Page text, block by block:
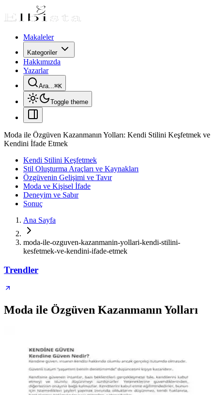
Makaleler
Kategoriler
Hakkımızda
Yazarlar
Ara...⌘K
Toggle theme
Moda ile Özgüven Kazanmanın Yolları: Kendi Stilini Keşfetmek ve
Kendini İfade Etmek
Kendi Stilini Keşfetmek
Stil Oluşturma Araçları ve Kaynakları
Özgüvenin Gelişimi ve Tavır
Moda ve Kişisel İfade
Deneyim ve Sabır
Sonuç
Ana Sayfa
moda-ile-ozguven-kazanmanin-yollari-kendi-stilini-
kesfetmek-ve-kendini-ifade-etmek
Trendler
Moda ile Özgüven Kazanmanın Yolları